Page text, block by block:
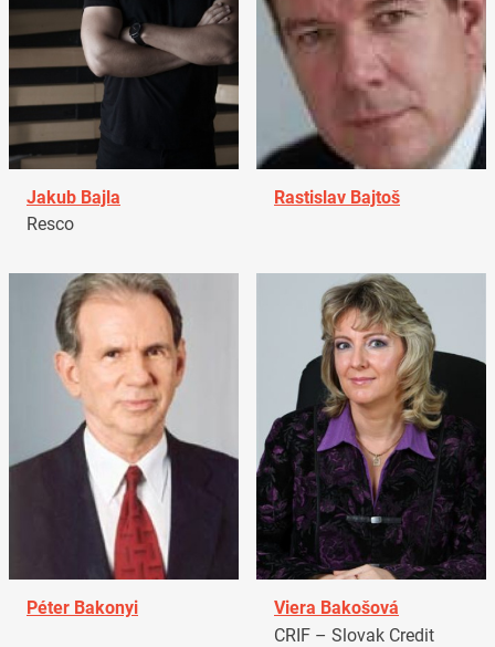
Jakub Bajla
Resco
Rastislav Bajtoš
Péter Bakonyi
Viera Bakošová
CRIF – Slovak Credit